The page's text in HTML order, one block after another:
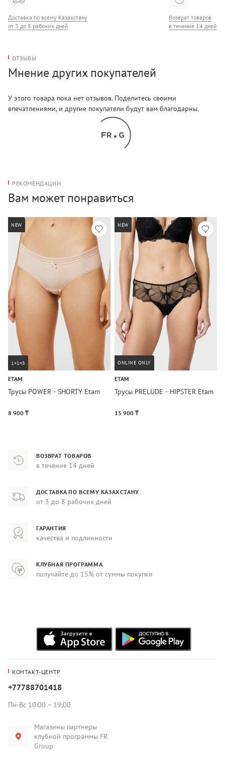
Доставка по всему Казахстану
от 3 до 8 рабочих дней
Возврат товаров
в течение 14 дней
ОТЗЫВЫ
Мнение других покупателей
У этого товара пока нет отзывов. Поделитесь своими
впечатлениями, и другие покупатели будут вам благодарны.
РЕКОМЕНДАЦИИ
Вам может понравиться
NEW
1+1=3
ETAM
Трусы POWER - SHORTY Etam
8 900 ₸
NEW
ONLINE ONLY
ETAM
Трусы PRELUDE - HIPSTER Etam
15 900 ₸
ВОЗВРАТ ТОВАРОВ
в течение 14 дней
ДОСТАВКА ПО ВСЕМУ КАЗАХСТАНУ
от 3 до 8 рабочих дней
ГАРАНТИЯ
качества и подлинности
КЛУБНАЯ ПРОГРАММА
получайте до 15% от суммы покупки
КОНТАКТ-ЦЕНТР
+77788701418
Пн-Вс 10:00 – 19:00
Магазины партнеры
клубной программы FR
Group